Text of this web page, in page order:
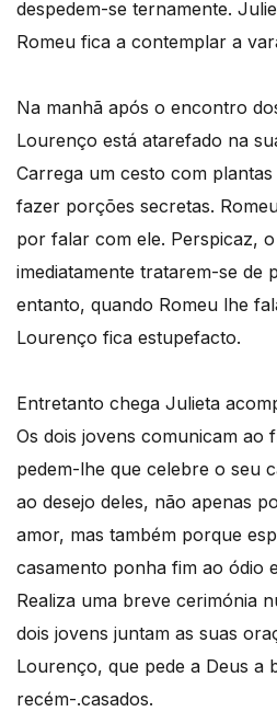
despedem-se ternamente.
Romeu fica a contemplar a
Na manhã após o encontro
Lourenço está atarefado na
Carrega um cesto com
fazer porções secretas.
por falar com ele. Perspicaz,
imediatamente tratarem-se de
entanto, quando Romeu lhe
Lourenço fica estupefacto.
Entretanto chega Julieta
Os dois jovens comunicam ao
pedem-lhe que celebre o seu
ao desejo deles, não apenas
amor, mas também porque
casamento ponha fim ao ódio
Realiza uma breve cerimónia
dois jovens juntam as suas
Lourenço, que pede a Deus a
recém-.casados.